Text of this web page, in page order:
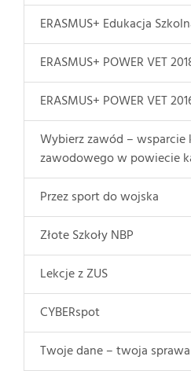
ERASMUS+ Edukacja
ERASMUS+ POWER VET
ERASMUS+ POWER VET
Wybierz zawód – wsparcie
zawodowego w powiecie
Przez sport do wojska
Złote Szkoły NBP
Lekcje z ZUS
CYBERspot
Twoje dane – twoja sprawa